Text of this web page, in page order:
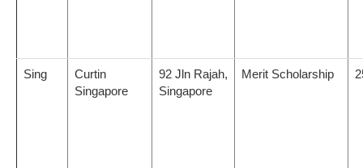
Sing
Curtin
Singapore
92 Jln Rajah,
Singapore
Merit Scholarship